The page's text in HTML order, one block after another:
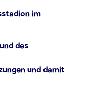
im
des
und damit